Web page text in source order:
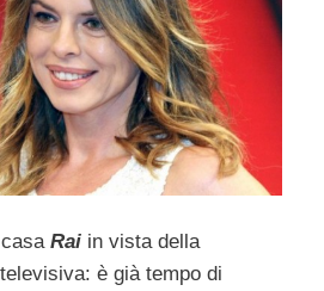
Rai in vista della
è già tempo di